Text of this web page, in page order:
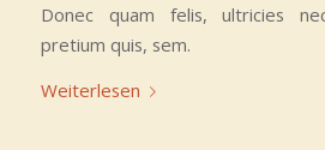
Donec quam felis, ultricies
pretium quis, sem.
Weiterlesen